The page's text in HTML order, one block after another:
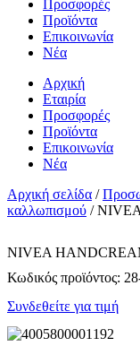
Προσφορές
Προϊόντα
Επικοινωνία
Νέα
Αρχική
Εταιρία
Προσφορές
Προϊόντα
Επικοινωνία
Νέα
Αρχική σελίδα /
καλλωπισμού /
NIVEA
Κωδικός προϊόντος:
Συνδεθείτε για τιμή